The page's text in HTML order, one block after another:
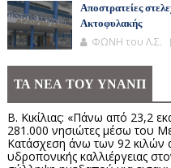
Αποστρατείες
Ακτοφυλακής
ΦΩΝΗ του Λ.Σ.
ΤΑ ΝΕΑ ΤΟΥ ΥΝΑΝΠ
Β. Κικίλιας: «Πάνω από 23,2
281.000 νησιώτες μέσω του
Κατάσχεση άνω των 92 κιλών
υδροπονικής καλλιέργειας